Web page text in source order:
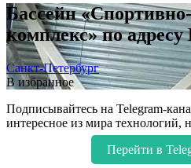
Бассейн
комплекс» по
Санкт-Петербург
В избранное
Подписывайтесь на Telegram-
интересное из мира технологий,
Перейти в